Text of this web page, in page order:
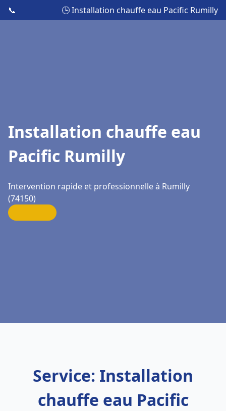
📞 🕒 Installation chauffe eau Pacific Rumilly
Installation chauffe eau
Pacific Rumilly
Intervention rapide et professionnelle à Rumilly
(74150)
Service: Installation
chauffe eau Pacific